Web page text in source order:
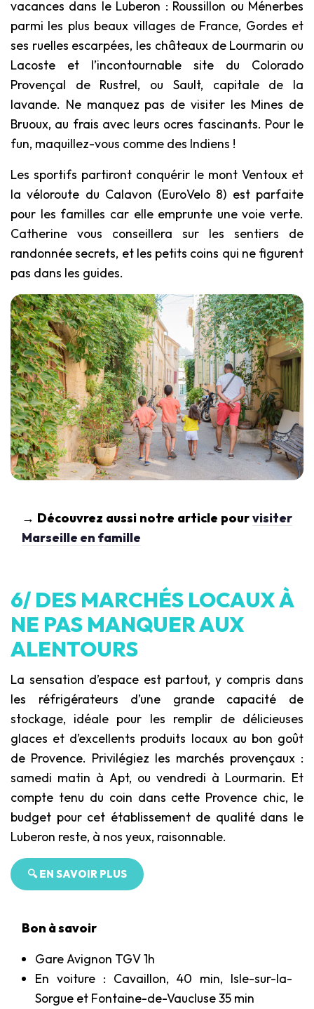
vacances dans le Luberon : Roussillon ou Ménerbes
parmi les plus beaux villages de France, Gordes et
ses ruelles escarpées, les châteaux de Lourmarin ou
Lacoste et l’incontournable site du Colorado
Provençal de Rustrel, ou Sault, capitale de la
lavande. Ne manquez pas de visiter les Mines de
Bruoux, au frais avec leurs ocres fascinants. Pour le
fun, maquillez-vous comme des Indiens !
Les sportifs partiront conquérir le mont Ventoux et
la véloroute du Calavon (EuroVelo 8) est parfaite
pour les familles car elle emprunte une voie verte.
Catherine vous conseillera sur les sentiers de
randonnée secrets, et les petits coins qui ne figurent
pas dans les guides.
→ Découvrez aussi notre article pourvisiter
Marseille en famille
6/ DES MARCHÉS LOCAUX À
NE PAS MANQUER AUX
ALENTOURS
La sensation d’espace est partout, y compris dans
les réfrigérateurs d’une grande capacité de
stockage, idéale pour les remplir de délicieuses
glaces et d’excellents produits locaux au bon goût
de Provence. Privilégiez les marchés provençaux :
samedi matin à Apt, ou vendredi à Lourmarin. Et
compte tenu du coin dans cette Provence chic, le
budget pour cet établissement de qualité dans le
Luberon reste, à nos yeux, raisonnable.
🔍 EN SAVOIR PLUS
Bon à savoir
Gare Avignon TGV 1h
En voiture : Cavaillon, 40 min, Isle-sur-la-
Sorgue et Fontaine-de-Vaucluse 35 min